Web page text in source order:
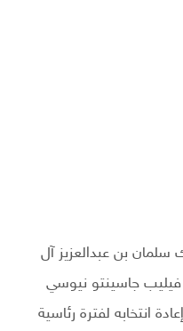
سلمان بن عبدالعزيز آل
فيليب جاسينتو نيوسي
انتخابه لفترة رئاسية